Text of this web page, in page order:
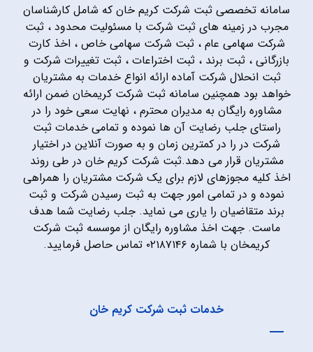
سامانه تخصصی ثبت شرکت کریم خان که شامل کارشناسان
مجرب در زمینه های ثبت شرکت با مسئولیت محدود ، ثبت
شرکت سهامی عام ، ثبت شرکت سهامی خاص ، اخذ کارت
بازرگانی ، ثبت برند ، ثبت اختراعات ، ثبت تغییرات شرکت و
ثبت انحلال شرکت آماده ارائه انواع خدمات به مشتریان
خواهد بود همچنین سامانه ثبت شرکت کریمخان ضمن ارائه
مشاوره رایگان به مدیران محترم ، نهایت سعی خود را در
راستای جلب رضایت آن ها نموده و تمامی خدمات ثبت
شرکت در را در کمترین زمان و به صورت آنلاین در اختیار
مشتریان قرار می دهد.ثبت شرکت کریم خان در طی روند
اخذ کلیه مجوزهای لازم برای یک شرکت مشتریان را همراهی
نموده و در تمامی امور جهت به ثبت رسیدن شرکت و ثبت
برند متقاضیان را یاری می نماید. جلب رضایت شما هدف
ماست. جهت اخذ مشاوره رایگان از موسسه ثبت شرکت
کریمخان با شماره ۰۲۱۸۷۱۴۶ تماس حاصل فرمایید.
خدمات ثبت شرکت کریم خان